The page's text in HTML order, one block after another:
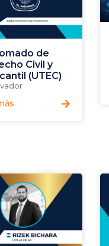
de
Civil y
(UTEC)